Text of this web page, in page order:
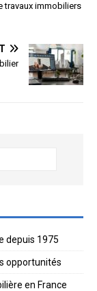
travaux immobiliers
depuis 1975
opportunités
en France